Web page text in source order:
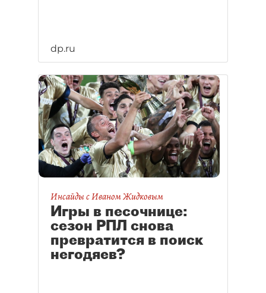
dp.ru
Инсайды с Иваном Жидковым
Игры в песочнице:
сезон РПЛ снова
превратится в поиск
негодяев?